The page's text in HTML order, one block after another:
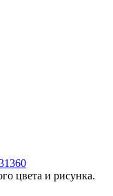
цвета и рисунка.